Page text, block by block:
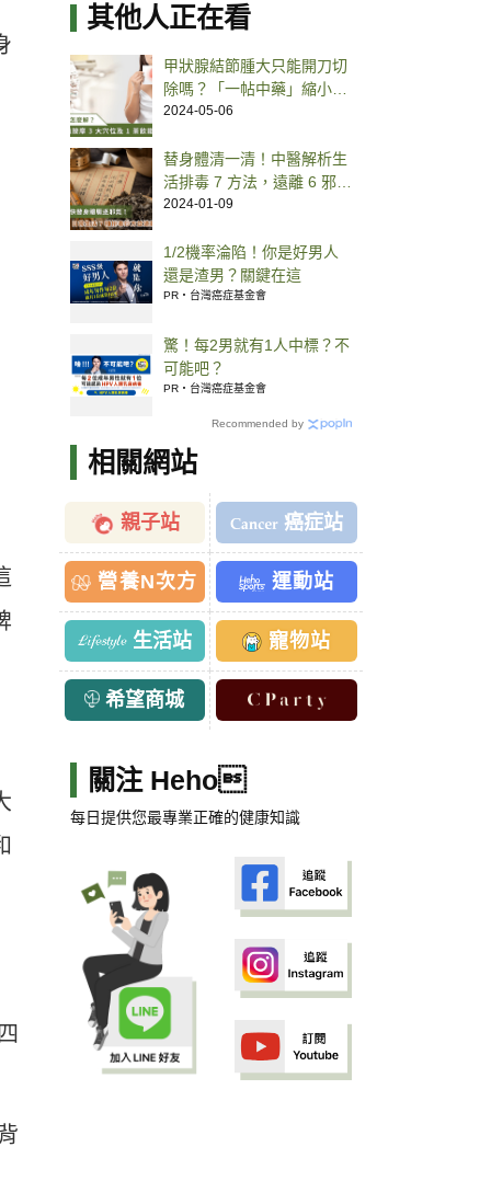
其他人正在看
甲狀腺結節腫大只能開刀切
除嗎？「一帖中藥」縮小結
節 勤按 3 穴位和 1 茶飲促
2024-05-06
替身體清一清！中醫解析生
活排毒 7 方法，遠離 6 邪保
健康
2024-01-09
1/2機率淪陷！你是好男人
還是渣男？關鍵在這
PR・台灣癌症基金會
驚！每2男就有1人中標？不
可能吧？
PR・台灣癌症基金會
Recommended by
相關網站
親子站 癌症站
營養N次方 運動站
生活站 寵物站
希望商城
關注 Heho
每日提供您最專業正確的健康知識